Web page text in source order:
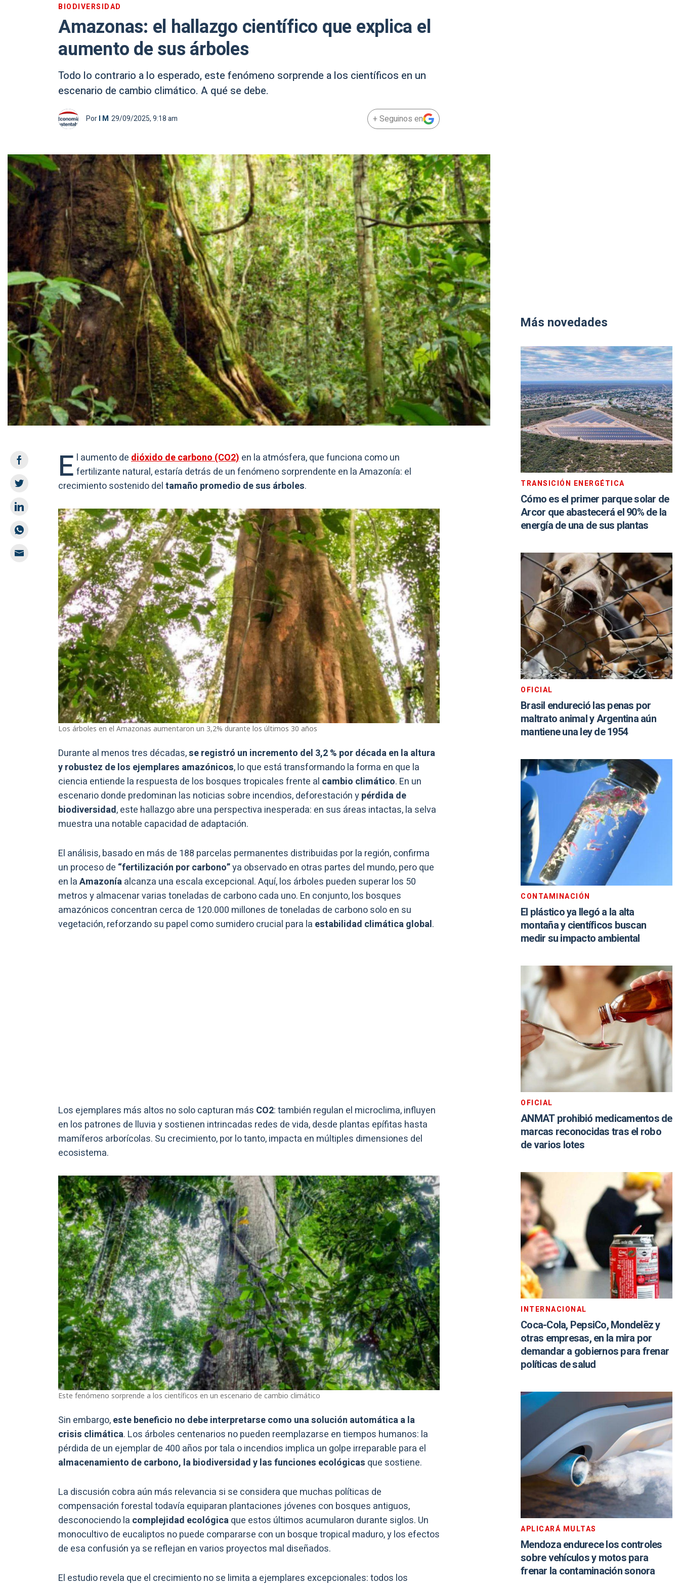
BIODIVERSIDAD
Amazonas: el hallazgo científico que explica el
aumento de sus árboles
Todo lo contrario a lo esperado, este fenómeno sorprende a los científicos en un
escenario de cambio climático. A qué se debe.
PorI M 29/09/2025, 9:18 am + Seguinos en
E l aumento dedióxido de carbono (CO2)en la atmósfera, que funciona como un
fertilizante natural, estaría detrás de un fenómeno sorprendente en la Amazonía: el
crecimiento sostenido deltamaño promedio de sus árboles.
Los árboles en el Amazonas aumentaron un 3,2% durante los últimos 30 años
Durante al menos tres décadas,se registró un incremento del 3,2 % por década en la altura
y robustez de los ejemplares amazónicos, lo que está transformando la forma en que la
ciencia entiende la respuesta de los bosques tropicales frente al cambio climático. En un
escenario donde predominan las noticias sobre incendios, deforestación ypérdida de
biodiversidad, este hallazgo abre una perspectiva inesperada: en sus áreas intactas, la selva
muestra una notable capacidad de adaptación.
El análisis, basado en más de 188 parcelas permanentes distribuidas por la región, confirma
un proceso de “fertilización por carbono”ya observado en otras partes del mundo, pero que
en laAmazoníaalcanza una escala excepcional. Aquí, los árboles pueden superar los 50
metros y almacenar varias toneladas de carbono cada uno. En conjunto, los bosques
amazónicos concentran cerca de 120.000 millones de toneladas de carbono solo en su
vegetación, reforzando su papel como sumidero crucial para la estabilidad climática global.
Los ejemplares más altos no solo capturan más CO2: también regulan el microclima, influyen
en los patrones de lluvia y sostienen intrincadas redes de vida, desde plantas epífitas hasta
mamíferos arborícolas. Su crecimiento, por lo tanto, impacta en múltiples dimensiones del
ecosistema.
Este fenómeno sorprende a los científicos en un escenario de cambio climático
Sin embargo,este beneficio no debe interpretarse como una solución automática a la
crisis climática. Los árboles centenarios no pueden reemplazarse en tiempos humanos: la
pérdida de un ejemplar de 400 años por tala o incendios implica un golpe irreparable para el
almacenamiento de carbono, la biodiversidad y las funciones ecológicas que sostiene.
La discusión cobra aún más relevancia si se considera que muchas políticas de
compensación forestal todavía equiparan plantaciones jóvenes con bosques antiguos,
desconociendo la complejidad ecológicaque estos últimos acumularon durante siglos. Un
monocultivo de eucaliptos no puede compararse con un bosque tropical maduro, y los efectos
de esa confusión ya se reflejan en varios proyectos mal diseñados.
El estudio revela que el crecimiento no se limita a ejemplares excepcionales: todos los
Más novedades
TRANSICIÓN ENERGÉTICA
Cómo es el primer parque solar de
Arcor que abastecerá el 90% de la
energía de una de sus plantas
OFICIAL
Brasil endureció las penas por
maltrato animal y Argentina aún
mantiene una ley de 1954
CONTAMINACIÓN
El plástico ya llegó a la alta
montaña y científicos buscan
medir su impacto ambiental
OFICIAL
ANMAT prohibió medicamentos de
marcas reconocidas tras el robo
de varios lotes
INTERNACIONAL
Coca-Cola, PepsiCo, Mondelēz y
otras empresas, en la mira por
demandar a gobiernos para frenar
políticas de salud
APLICARÁ MULTAS
Mendoza endurece los controles
sobre vehículos y motos para
frenar la contaminación sonora